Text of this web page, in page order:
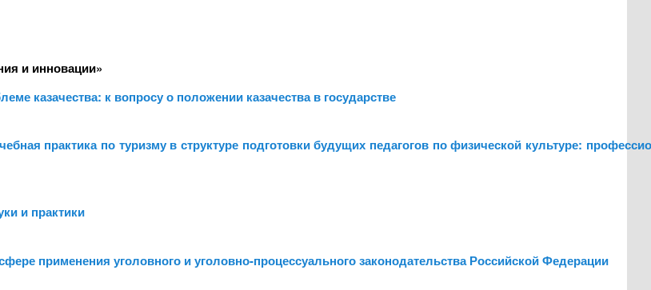
и инновации»
казачества: к вопросу о положении казачества в государстве
практика по туризму в структуре подготовки будущих педагогов по физической культуре:
и практики
применения уголовного и уголовно-процессуального законодательства Российской Федерации